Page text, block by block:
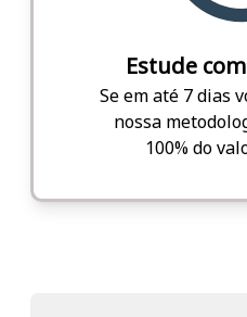
Estude
Se em até 7 dias
nossa
100% do